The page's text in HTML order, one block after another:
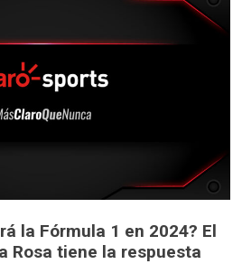
la Fórmula 1 en 2024? El
Rosa tiene la respuesta